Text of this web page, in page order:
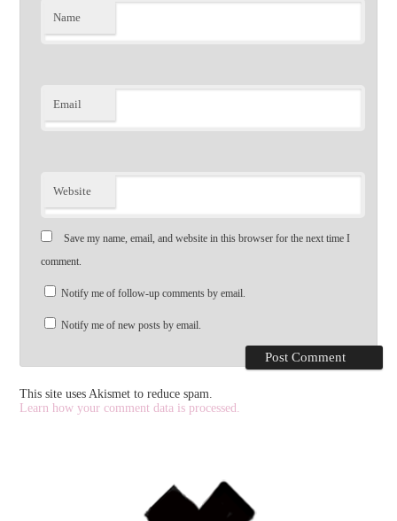
Name
Email
Website
Save my name, email, and website in this browser for the next time I
comment.
Notify me of follow-up comments by email.
Notify me of new posts by email.
This site uses Akismet to reduce spam.
Learn how your comment data is processed.